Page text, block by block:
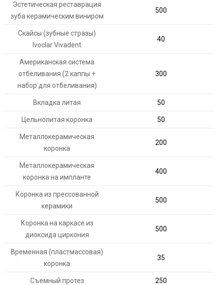
Эстетическая реставрация
зуба керамическим виниром
500
Скайсы (зубные стразы)
Ivoclar Vivadent
40
Американская система
отбеливания (2 каппы +
набор для отбеливания)
300
Вкладка литая 50
Цельнолитая коронка 50
Металлокерамическая
коронка
200
Металлокерамическая
коронка на импланте
400
Коронка из прессованной
керамики
500
Коронка на каркасе из
диоксида циркония
500
Временная (пластмассовая)
коронка
35
Съемный протез 250